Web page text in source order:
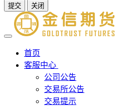
提交 关闭
首页
客服中心
公司公告
交易所公告
交易提示